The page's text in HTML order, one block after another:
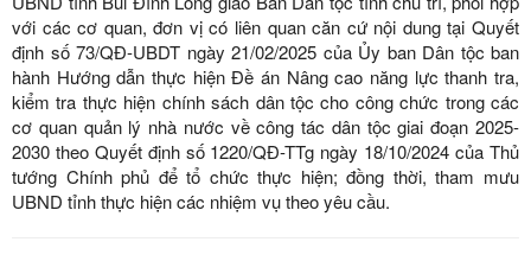
với các cơ quan, đơn vị có liên quan căn cứ nội dung tại Quyết
định số 73/QĐ-UBDT ngày 21/02/2025 của Ủy ban Dân tộc ban
hành Hướng dẫn thực hiện Đề án Nâng cao năng lực thanh tra,
kiểm tra thực hiện chính sách dân tộc cho công chức trong các
cơ quan quản lý nhà nước về công tác dân tộc giai đoạn 2025-
2030 theo Quyết định số 1220/QĐ-TTg ngày 18/10/2024 của Thủ
tướng Chính phủ để tổ chức thực hiện; đồng thời, tham mưu
UBND tỉnh thực hiện các nhiệm vụ theo yêu cầu.